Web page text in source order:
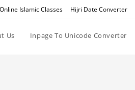
Online Islamic Classes Hijri Date Converter
Us Inpage To Unicode Converter